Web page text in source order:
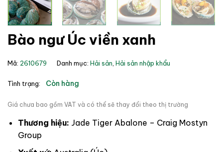
Bào ngư Úc viền xanh
Mã: 2610679 Danh mục: Hải sản, Hải sản nhập khẩu
Tình trạng: Còn hàng
Giá chưa bao gồm VAT và có thể sẽ thay đổi theo thị trường
Thương hiệu: Jade Tiger Abalone – Craig Mostyn
Group